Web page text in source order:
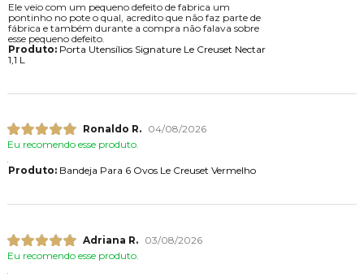
Ele veio com um pequeno defeito de fabrica um
pontinho no pote o qual, acredito que não faz parte de
fábrica e também durante a compra não falava sobre
esse pequeno defeito.
Produto:Porta Utensílios Signature Le Creuset Nectar
1,1 L
Ronaldo R.
04/08/2026
Eu recomendo esse produto.
Produto:Bandeja Para 6 Ovos Le Creuset Vermelho
Adriana R.
03/08/2026
Eu recomendo esse produto.